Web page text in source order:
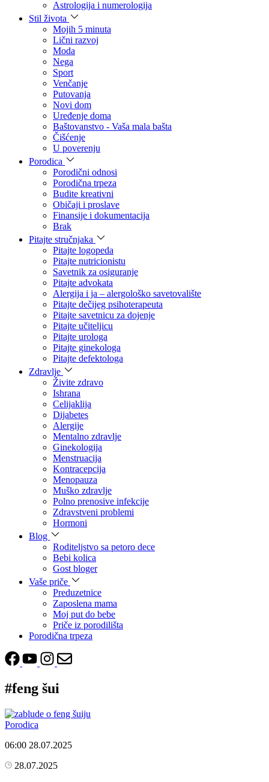
Astrologija i numerologija
Stil života
Mojih 5 minuta
Lični razvoj
Moda
Nega
Sport
Venčanje
Putovanja
Novi dom
Uređenje doma
Baštovanstvo - Vaša mala bašta
Čišćenje
U poverenju
Porodica
Porodični odnosi
Porodična trpeza
Budite kreativni
Običaji i proslave
Finansije i dokumentacija
Brak
Pitajte stručnjaka
Pitajte logopeda
Pitajte nutricionistu
Savetnik za osiguranje
Pitajte advokata
Alergija i ja – alergološko savetovalište
Pitajte dečijeg psihoterapeuta
Pitajte savetnicu za dojenje
Pitajte učiteljicu
Pitajte urologa
Pitajte ginekologa
Pitajte defektologa
Zdravlje
Živite zdravo
Ishrana
Celijaklija
Dijabetes
Alergije
Mentalno zdravlje
Ginekologija
Menstruacija
Kontracepcija
Menopauza
Muško zdravlje
Polno prenosive infekcije
Zdravstveni problemi
Hormoni
Blog
Roditeljstvo sa petoro dece
Bebi kolica
Gost bloger
Vaše priče
Preduzetnice
Zaposlena mama
Moj put do bebe
Priče iz porodilišta
Porodična trpeza
#feng šui
Porodica
06:00 28.07.2025
28.07.2025